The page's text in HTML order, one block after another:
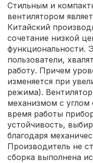
Стильным и
вентилятором
Китайский
сочетание низкой
функциональности.
пользователи,
работу. Причем
изменяется при
режима).
механизмом с углом
время работы
устойчивость,
благодаря
Производитель не
сборка выполнена